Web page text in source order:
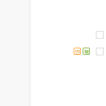
연 북